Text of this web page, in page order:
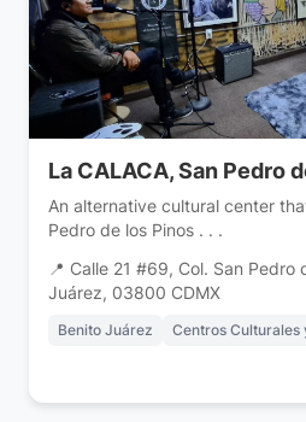
La CALACA, San Pedro
An alternative cultural center
Pedro de los Pinos . . .
📍 Calle 21 #69, Col. San Pedro
Juárez, 03800 CDMX
Benito Juárez Centros Culturales